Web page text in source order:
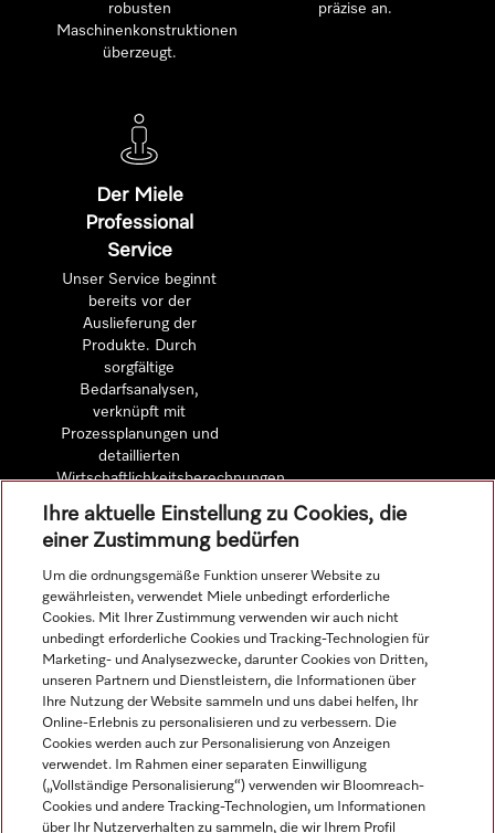
robusten
Maschinenkonstruktionen
überzeugt.
präzise an.
Der Miele
Professional
Service
Unser Service beginnt
bereits vor der
Auslieferung der
Produkte. Durch
sorgfältige
Bedarfsanalysen,
verknüpft mit
Prozessplanungen und
detaillierten
Wirtschaftlichkeitsberechnungen.
Navigation
Service
Ihre aktuelle Einstellung zu Cookies, die
einer Zustimmung bedürfen
Um die ordnungsgemäße Funktion unserer Website zu
gewährleisten, verwendet Miele unbedingt erforderliche
Cookies. Mit Ihrer Zustimmung verwenden wir auch nicht
unbedingt erforderliche Cookies und Tracking-Technologien für
Marketing- und Analysezwecke, darunter Cookies von Dritten,
unseren Partnern und Dienstleistern, die Informationen über
Ihre Nutzung der Website sammeln und uns dabei helfen, Ihr
Online-Erlebnis zu personalisieren und zu verbessern. Die
Cookies werden auch zur Personalisierung von Anzeigen
verwendet. Im Rahmen einer separaten Einwilligung
(„Vollständige Personalisierung“) verwenden wir Bloomreach-
Cookies und andere Tracking-Technologien, um Informationen
über Ihr Nutzerverhalten zu sammeln, die wir Ihrem Profil